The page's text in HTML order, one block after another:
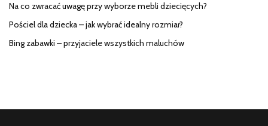
Na co zwracać uwagę przy wyborze mebli dziecięcych?
Pościel dla dziecka – jak wybrać idealny rozmiar?
Bing zabawki – przyjaciele wszystkich maluchów